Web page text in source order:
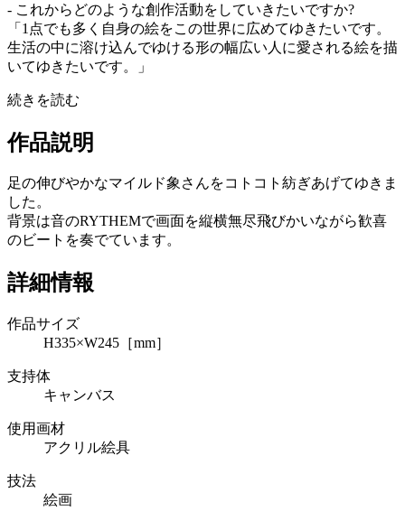
- これからどのような創作活動をしていきたいですか?
「1点でも多く自身の絵をこの世界に広めてゆきたいです。
生活の中に溶け込んでゆける形の幅広い人に愛される絵を描
いてゆきたいです。」
続きを読む
作品説明
足の伸びやかなマイルド象さんをコトコト紡ぎあげてゆきま
した。
背景は音のRYTHEMで画面を縦横無尽飛びかいながら歓喜
のビートを奏でています。
詳細情報
作品サイズ
H335×W245［mm］
支持体
キャンバス
使用画材
アクリル絵具
技法
絵画